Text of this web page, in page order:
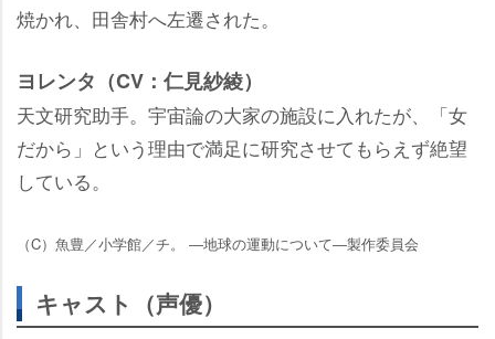
焼かれ、田舎村へ左遷された。
ヨレンタ（CV：仁見紗綾）
天文研究助手。宇宙論の大家の施設に入れたが、「女
だから」という理由で満足に研究させてもらえず絶望
している。
（C）魚豊／小学館／チ。 ―地球の運動について―製作委員会
キャスト（声優）